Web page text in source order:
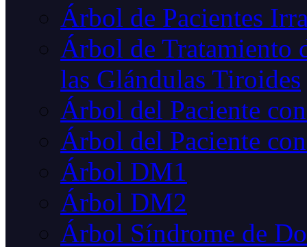
Árbol de Pacientes
Árbol de Tratamiento
las Glándulas Tiroides
Árbol del Paciente
Árbol del Paciente
Árbol DM1
Árbol DM2
Árbol Síndrome de